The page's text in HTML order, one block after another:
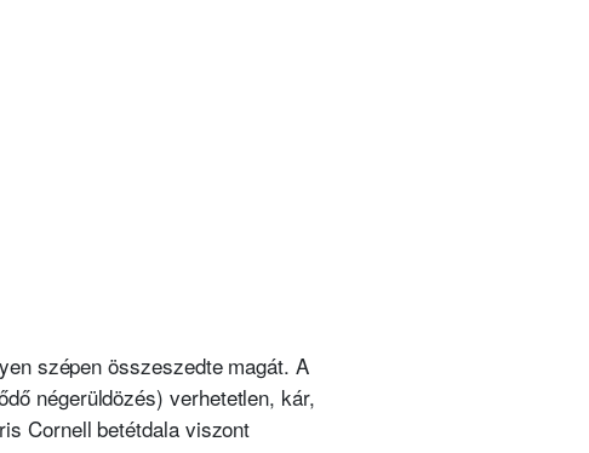
szépen összeszedte magát. A
négerüldözés) verhetetlen, kár,
Cornell betétdala viszont